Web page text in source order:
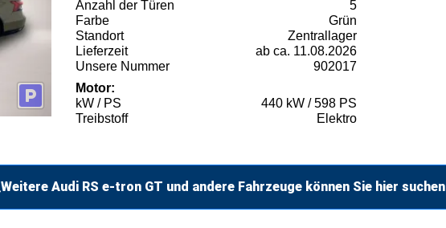
Anzahl der Türen
5
Farbe
Grün
Standort
Zentrallager
Lieferzeit
ab ca. 11.08.2026
Unsere Nummer
902017
Motor:
kW / PS
440 kW / 598 PS
Treibstoff
Elektro
Weitere Audi RS e-tron GT und andere Fahrzeuge können Sie hier suchen